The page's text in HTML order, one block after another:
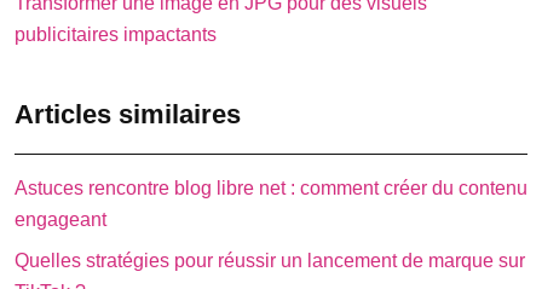
publicitaires impactants
Articles similaires
Astuces rencontre blog libre net : comment créer du contenu
engageant
Quelles stratégies pour réussir un lancement de marque sur